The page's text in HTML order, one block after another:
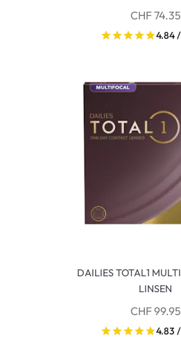
CHF 74.35
4.84
DAILIES TOTAL1
LINSEN
CHF 99.95
4.83